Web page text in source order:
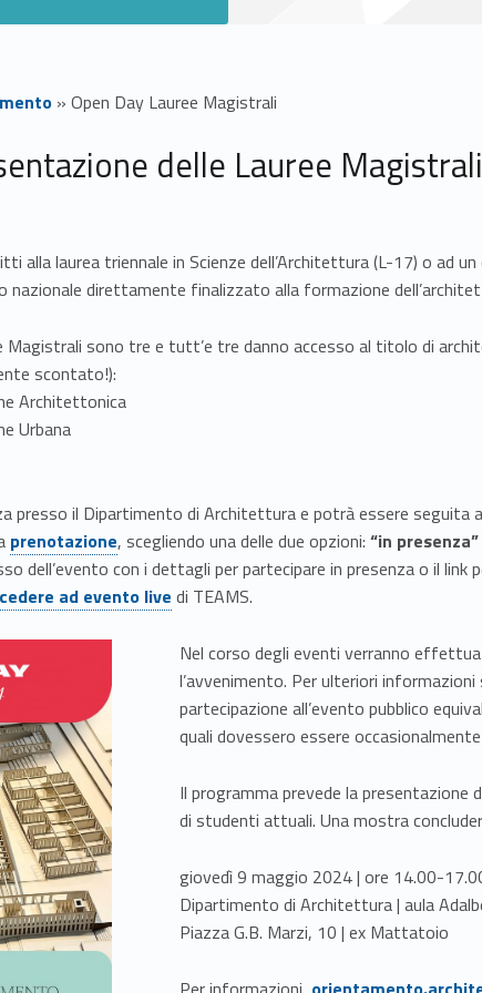
» Open Day Lauree Magistrali
delle Lauree
alla laurea triennale in Scienze dell’Architettura (L-17) o ad
nazionale direttamente finalizzato alla formazione
Magistrali sono tre e tutt’e tre danno accesso al titolo di
scontato!):
Architettonica
Urbana
presso il Dipartimento di Architettura e potrà essere seguita
Link identifier #identifier__33363-1
prenotazione, scegliendo una delle due opzioni: “in presenza”
dell’evento con i dettagli per partecipare in presenza o il link
ad evento live di TEAMS.
Nel corso degli eventi verranno
l’avvenimento. Per ulteriori informazioni
partecipazione all’evento pubblico
quali dovessero essere
Il programma prevede la presentazione
di studenti attuali. Una mostra
giovedì 9 maggio 2024 | ore 14.00-
Dipartimento di Architettura | aula
Piazza G.B. Marzi, 10 | ex Mattatoio